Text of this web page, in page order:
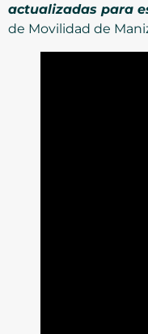
actualizadas para
de Movilidad de